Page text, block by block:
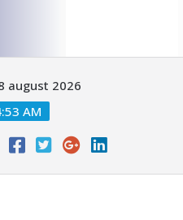
august 2026
AM